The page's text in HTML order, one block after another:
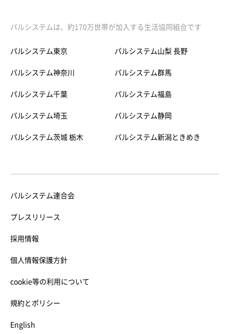
パルシステムは、約170万世帯が加入する生活協同組合です
パルシステム東京
パルシステム神奈川
パルシステム千葉
パルシステム埼玉
パルシステム茨城 栃木
パルシステム山梨 長野
パルシステム群馬
パルシステム福島
パルシステム静岡
パルシステム新潟ときめき
パルシステム連合会
プレスリリース
採用情報
個人情報保護方針
cookie等の利用について
規約とポリシー
English